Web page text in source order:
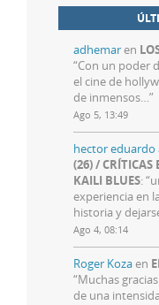
adhemaren
“Con un poder
el cine de
de inmensos…”
Ago 5, 13:49
hector eduardo
(26) / CRÍTICAS
KAILI BLUES: “
experiencia en
historia y
Ago 4, 08:14
Roger Kozaen
“Muchas
de una